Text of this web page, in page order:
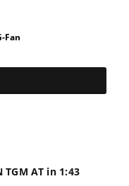
AT in 1:43